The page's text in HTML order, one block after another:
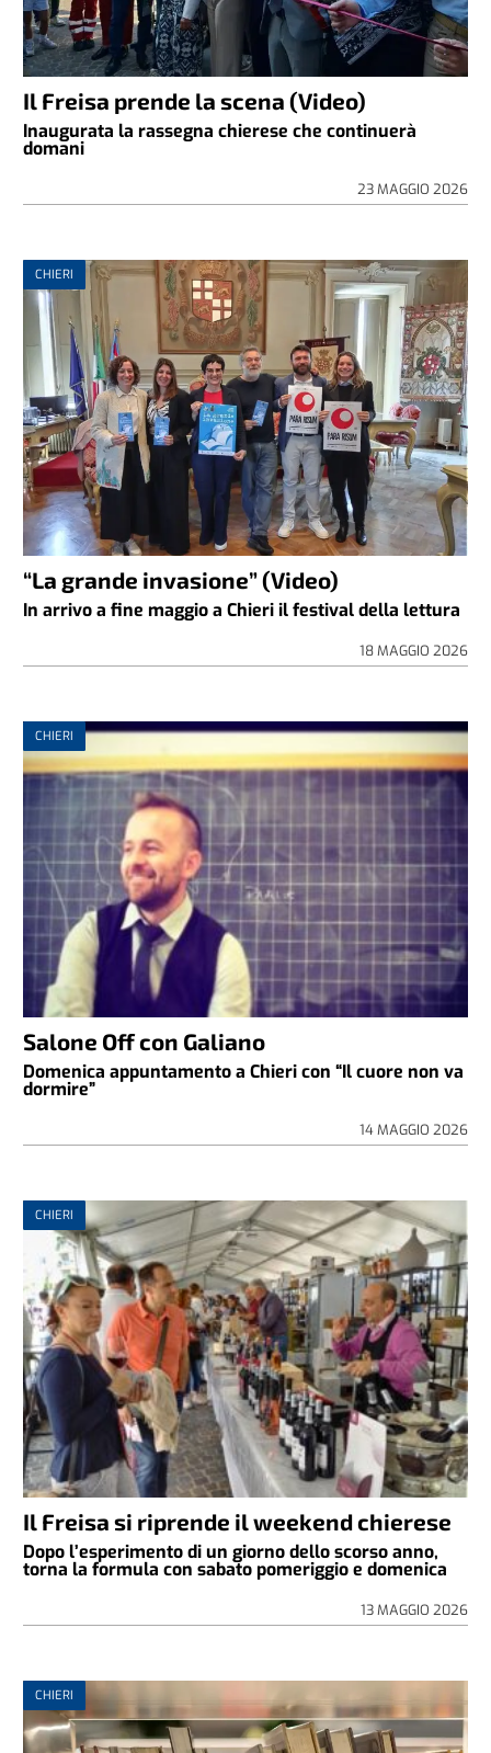
Il Freisa prende la scena (Video)
Inaugurata la rassegna chierese che continuerà
domani
23 MAGGIO 2026
CHIERI
“La grande invasione” (Video)
In arrivo a fine maggio a Chieri il festival della lettura
18 MAGGIO 2026
CHIERI
Salone Off con Galiano
Domenica appuntamento a Chieri con “Il cuore non va
dormire”
14 MAGGIO 2026
CHIERI
Il Freisa si riprende il weekend chierese
Dopo l’esperimento di un giorno dello scorso anno,
torna la formula con sabato pomeriggio e domenica
13 MAGGIO 2026
CHIERI